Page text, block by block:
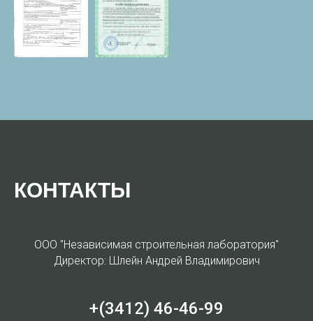
КОНТАКТЫ
ООО "Независимая строительная лаборатория"
Директор: Шлейн Андрей Владимирович
+(3412) 46-46-99